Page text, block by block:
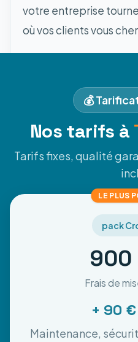
votre entreprise
où vos clients vous
💰
Nos tarifs à
Tarifs fixes, qualité
LE PLUS
pack
900
Frais de
+ 90
Maintenance,